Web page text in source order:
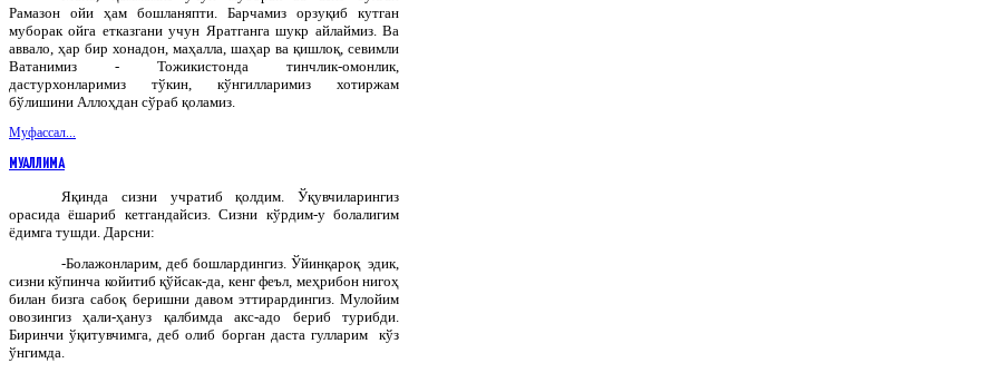
Рамазон ойи ҳам бошланяпти. Барчамиз орзуқиб кутган
муборак ойга етказгани учун Яратганга шукр айлаймиз. Ва
аввало, ҳар бир хонадон, маҳалла, шаҳар ва қишлоқ, севимли
Ватанимиз - Тожикистонда тинчлик-омонлик,
дастурхонларимиз тўкин, кўнгилларимиз хотиржам
бўлишини Аллоҳдан сўраб қоламиз.
Муфассал...
МУАЛЛИМА
Яқинда сизни учратиб қолдим. Ўқувчиларингиз
орасида ёшариб кетгандайсиз. Сизни кўрдим-у болалигим
ёдимга тушди. Дарсни:
-Болажонларим, деб бошлардингиз. Ўйинқароқ эдик,
сизни кўпинча койитиб қўйсак-да, кенг феъл, меҳрибон нигоҳ
билан бизга сабоқ беришни давом эттирардингиз. Мулойим
овозингиз ҳали-ҳануз қалбимда акс-адо бериб турибди.
Биринчи ўқитувчимга, деб олиб борган даста гулларим кўз
ўнгимда.